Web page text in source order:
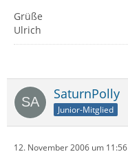
Grüße
Ulrich
SaturnPolly
Junior-Mitglied
12. November 2006 um 11:56